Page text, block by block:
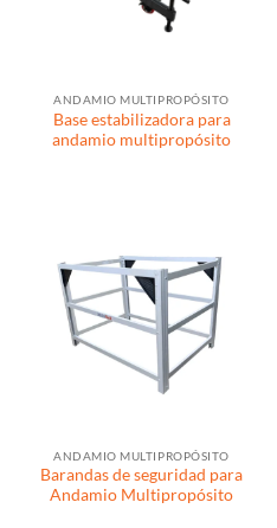
ANDAMIO MULTIPROPÓSITO
Base estabilizadora para
andamio multipropósito
ANDAMIO MULTIPROPÓSITO
Barandas de seguridad para
Andamio Multipropósito